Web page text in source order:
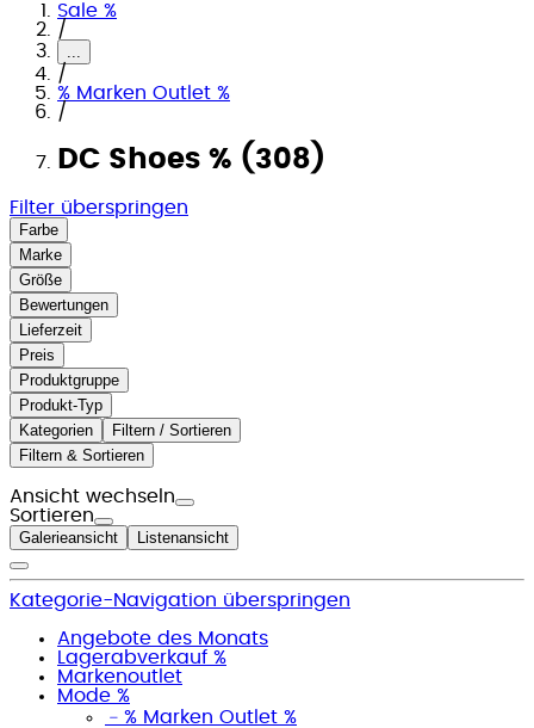
Sale %
/
...
/
% Marken Outlet %
/
DC Shoes % (308)
Filter überspringen
Farbe
Marke
Größe
Bewertungen
Lieferzeit
Preis
Produktgruppe
Produkt-Typ
Kategorien
Filtern / Sortieren
Filtern & Sortieren
Ansicht wechseln
Sortieren
Galerieansicht Listenansicht
Kategorie-Navigation überspringen
Angebote des Monats
Lagerabverkauf %
Markenoutlet
Mode %
﹣ % Marken Outlet %